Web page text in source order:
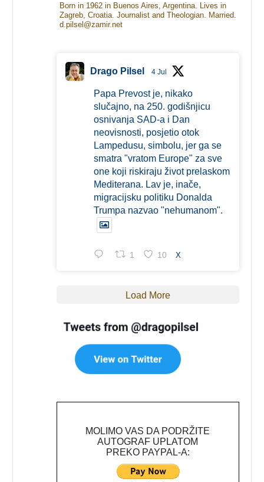
Born in 1962 in Buenos Aires, Argentina. Lives in
Zagreb, Croatia. Journalist and Theologian. Married.
d.pilsel@zamir.net
Drago Pilsel 4 Jul
Papa Prevost je, nikako
slučajno, na 250. godišnjicu
osnivanja SAD-a i Dan
neovisnosti, posjetio otok
Lampedusu, simbolu, jer ga se
smatra "vratom Europe" za sve
one koji riskiraju život prelaskom
Mediterana. Lav je, inače,
migracijsku politiku Donalda
Trumpa nazvao "nehumanom".
1 10 X
Load More
MOLIMO VAS DA PODRŽITE
AUTOGRAF UPLATOM
PREKO PAYPAL-A: